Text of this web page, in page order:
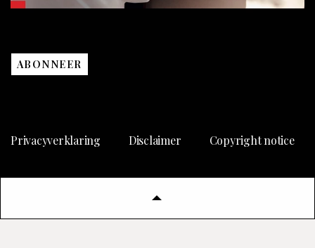
ABONNEER
Privacyverklaring Disclaimer Copyright notice